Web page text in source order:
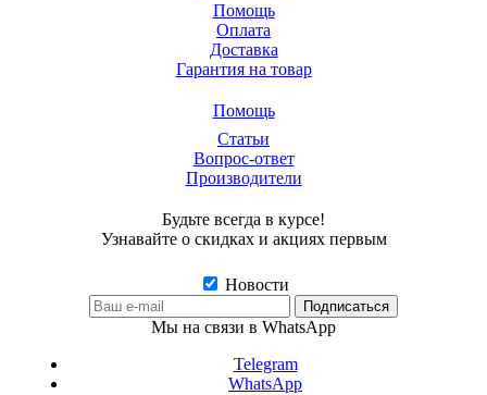
Помощь
Оплата
Доставка
Гарантия на товар
Помощь
Статьи
Вопрос-ответ
Производители
Будьте всегда в курсе!
Узнавайте о скидках и акциях первым
Новости
Мы на связи в WhatsApp
Telegram
WhatsApp